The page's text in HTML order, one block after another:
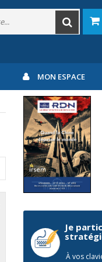
MON ESPACE
Je
À vos